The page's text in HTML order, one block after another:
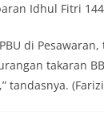
Idhul Fitri
di
takaran
tandasnya.